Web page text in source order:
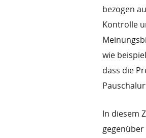
bezogen
Kontrolle
wie
dass die
In diesem